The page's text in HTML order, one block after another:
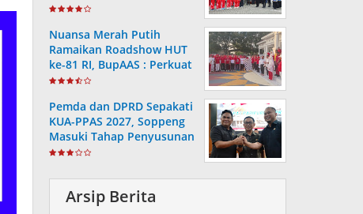
Hingga Camat
Nuansa Merah Putih
Ramaikan Roadshow HUT
ke-81 RI, BupAAS : Perkuat
Silaturahmi dan Pola
Pemda dan DPRD Sepakati
KUA-PPAS 2027, Soppeng
Masuki Tahap Penyusunan
Rancangan APBD
Arsip Berita